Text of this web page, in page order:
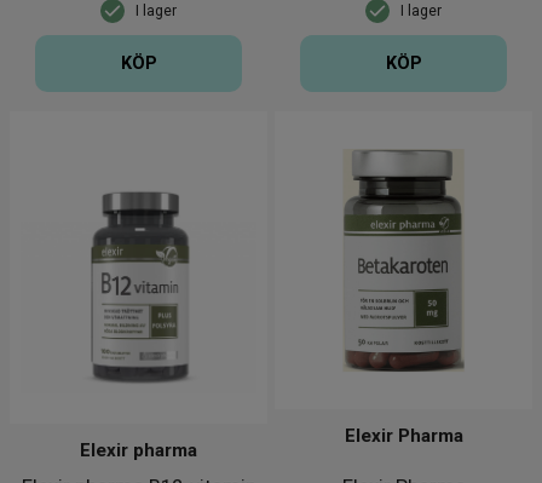
I lager
KÖP
I lager
KÖP
Elexir pharma
Elexir Pharma